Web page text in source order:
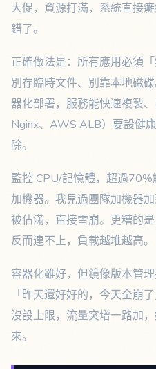
大促，資源打滿，系統直接
錯了。
正確做法是：所有應用必須
別存臨時文件、別靠本地磁
器化部署，服務能快速複製
Nginx、AWS ALB）要設健
除。
監控 CPU/記憶體，超過
加機器。我見過團隊加機器
被佔滿，直接雪崩。更糟的
反而連不上，負載越堆越高。
容器化雖好，但鏡像版本管
「昨天還好好的，今天全崩
沒設上限，流量突增一路加
來。